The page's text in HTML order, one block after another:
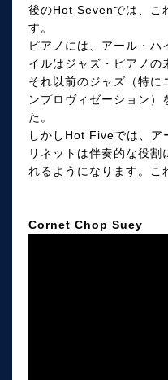
後のHot Sevenでは、こ
す。
ピアノには、アール・
イルはジャズ・ピアノの
それ以前のジャズ（特
ンプロヴィゼーション
た。
しかしHot Fiveでは、ア
リネットは伴奏的な役
れるようになります。こ
Cornet Chop Suey